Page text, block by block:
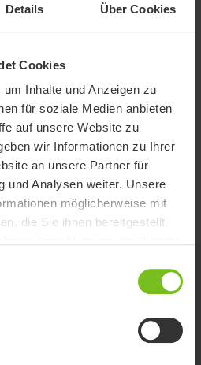
Details Über Cookies
Cookies
Inhalte und Anzeigen zu
für soziale Medien anbieten
auf unsere Website zu
wir Informationen zu Ihrer
an unsere Partner für
und Analysen weiter. Unsere
möglicherweise mit
die Sie ihnen bereitgestellt